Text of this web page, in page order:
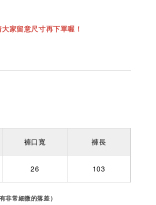
家留意尺寸再下單喔！
褲口寬 褲長
26 103
非常細微的落差）